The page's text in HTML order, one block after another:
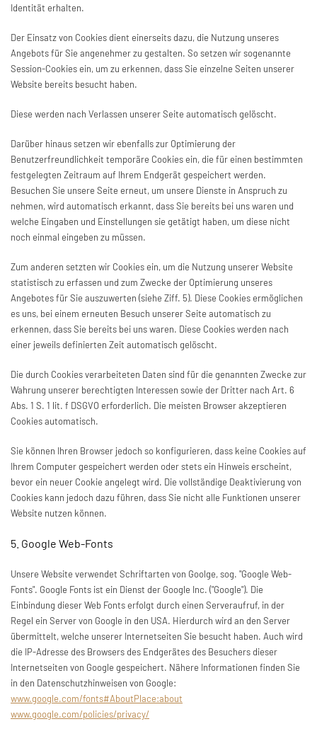
Identität erhalten.
Der Einsatz von Cookies dient einerseits dazu, die Nutzung unseres
Angebots für Sie angenehmer zu gestalten. So setzen wir sogenannte
Session-Cookies ein, um zu erkennen, dass Sie einzelne Seiten unserer
Website bereits besucht haben.
Diese werden nach Verlassen unserer Seite automatisch gelöscht.
Darüber hinaus setzen wir ebenfalls zur Optimierung der
Benutzerfreundlichkeit temporäre Cookies ein, die für einen bestimmten
festgelegten Zeitraum auf Ihrem Endgerät gespeichert werden.
Besuchen Sie unsere Seite erneut, um unsere Dienste in Anspruch zu
nehmen, wird automatisch erkannt, dass Sie bereits bei uns waren und
welche Eingaben und Einstellungen sie getätigt haben, um diese nicht
noch einmal eingeben zu müssen.
Zum anderen setzten wir Cookies ein, um die Nutzung unserer Website
statistisch zu erfassen und zum Zwecke der Optimierung unseres
Angebotes für Sie auszuwerten (siehe Ziff. 5). Diese Cookies ermöglichen
es uns, bei einem erneuten Besuch unserer Seite automatisch zu
erkennen, dass Sie bereits bei uns waren. Diese Cookies werden nach
einer jeweils definierten Zeit automatisch gelöscht.
Die durch Cookies verarbeiteten Daten sind für die genannten Zwecke zur
Wahrung unserer berechtigten Interessen sowie der Dritter nach Art. 6
Abs. 1 S. 1 lit. f DSGVO erforderlich. Die meisten Browser akzeptieren
Cookies automatisch.
Sie können Ihren Browser jedoch so konfigurieren, dass keine Cookies auf
Ihrem Computer gespeichert werden oder stets ein Hinweis erscheint,
bevor ein neuer Cookie angelegt wird. Die vollständige Deaktivierung von
Cookies kann jedoch dazu führen, dass Sie nicht alle Funktionen unserer
Website nutzen können.
5. Google Web-Fonts
Unsere Website verwendet Schriftarten von Goolge, sog. "Google Web-
Fonts". Google Fonts ist ein Dienst der Google Inc. ("Google"). Die
Einbindung dieser Web Fonts erfolgt durch einen Serveraufruf, in der
Regel ein Server von Google in den USA. Hierdurch wird an den Server
übermittelt, welche unserer Internetseiten Sie besucht haben. Auch wird
die IP-Adresse des Browsers des Endgerätes des Besuchers dieser
Internetseiten von Google gespeichert. Nähere Informationen finden Sie
in den Datenschutzhinweisen von Google:
www.google.com/fonts#AboutPlace:about
www.google.com/policies/privacy/